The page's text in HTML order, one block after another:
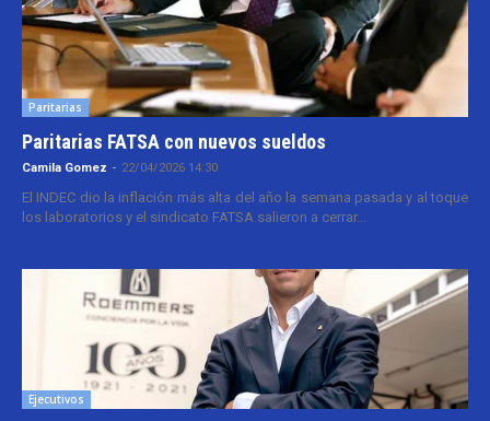
Paritarias
Paritarias FATSA con nuevos sueldos
Camila Gomez - 22/04/2026 14:30
El INDEC dio la inflación más alta del año la semana pasada y al toque
los laboratorios y el sindicato FATSA salieron a cerrar...
Ejecutivos